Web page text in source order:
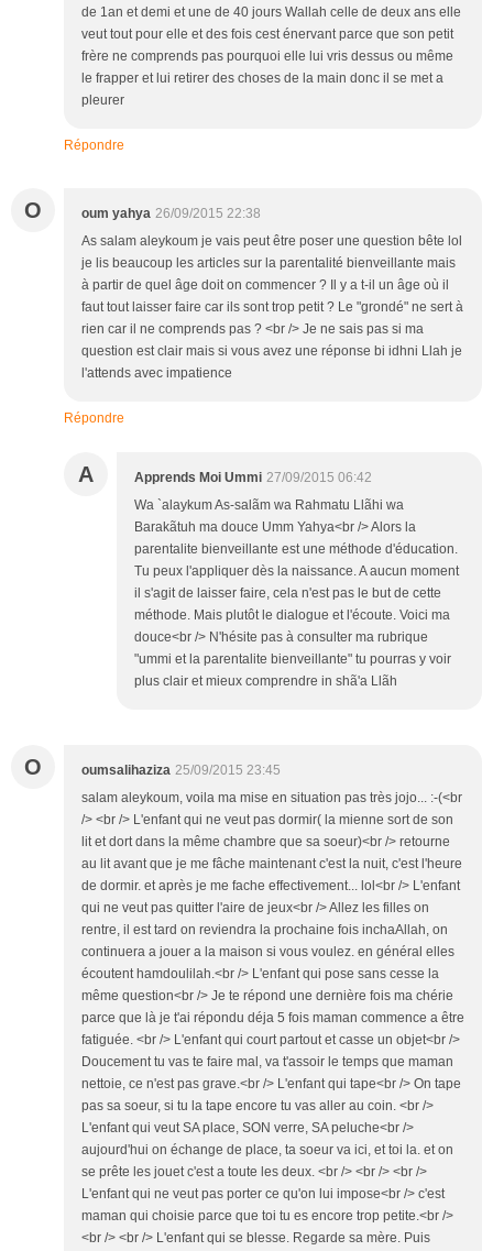
de 1an et demi et une de 40 jours Wallah celle de deux ans elle
veut tout pour elle et des fois cest énervant parce que son petit
frère ne comprends pas pourquoi elle lui vris dessus ou même
le frapper et lui retirer des choses de la main donc il se met a
pleurer
Répondre
O oum yahya 26/09/2015 22:38
As salam aleykoum je vais peut être poser une question bête lol
je lis beaucoup les articles sur la parentalité bienveillante mais
à partir de quel âge doit on commencer ? Il y a t-il un âge où il
faut tout laisser faire car ils sont trop petit ? Le "grondé" ne sert à
rien car il ne comprends pas ? <br /> Je ne sais pas si ma
question est clair mais si vous avez une réponse bi idhni Llah je
l'attends avec impatience
Répondre
A Apprends Moi Ummi 27/09/2015 06:42
Wa `alaykum As-salãm wa Rahmatu Llãhi wa
Barakãtuh ma douce Umm Yahya<br /> Alors la
parentalite bienveillante est une méthode d'éducation.
Tu peux l'appliquer dès la naissance. A aucun moment
il s'agit de laisser faire, cela n'est pas le but de cette
méthode. Mais plutôt le dialogue et l'écoute. Voici ma
douce<br /> N'hésite pas à consulter ma rubrique
"ummi et la parentalite bienveillante" tu pourras y voir
plus clair et mieux comprendre in shã'a Llãh
O oumsalihaziza 25/09/2015 23:45
salam aleykoum, voila ma mise en situation pas très jojo... :-(<br
/> <br /> L'enfant qui ne veut pas dormir( la mienne sort de son
lit et dort dans la même chambre que sa soeur)<br /> retourne
au lit avant que je me fâche maintenant c'est la nuit, c'est l'heure
de dormir. et après je me fache effectivement... lol<br /> L'enfant
qui ne veut pas quitter l'aire de jeux<br /> Allez les filles on
rentre, il est tard on reviendra la prochaine fois inchaAllah, on
continuera a jouer a la maison si vous voulez. en général elles
écoutent hamdoulilah.<br /> L'enfant qui pose sans cesse la
même question<br /> Je te répond une dernière fois ma chérie
parce que là je t'ai répondu déja 5 fois maman commence a être
fatiguée. <br /> L'enfant qui court partout et casse un objet<br />
Doucement tu vas te faire mal, va t'assoir le temps que maman
nettoie, ce n'est pas grave.<br /> L'enfant qui tape<br /> On tape
pas sa soeur, si tu la tape encore tu vas aller au coin. <br />
L'enfant qui veut SA place, SON verre, SA peluche<br />
aujourd'hui on échange de place, ta soeur va ici, et toi la. et on
se prête les jouet c'est a toute les deux. <br /> <br /> <br />
L'enfant qui ne veut pas porter ce qu'on lui impose<br /> c'est
maman qui choisie parce que toi tu es encore trop petite.<br />
<br /> <br /> L'enfant qui se blesse. Regarde sa mère. Puis